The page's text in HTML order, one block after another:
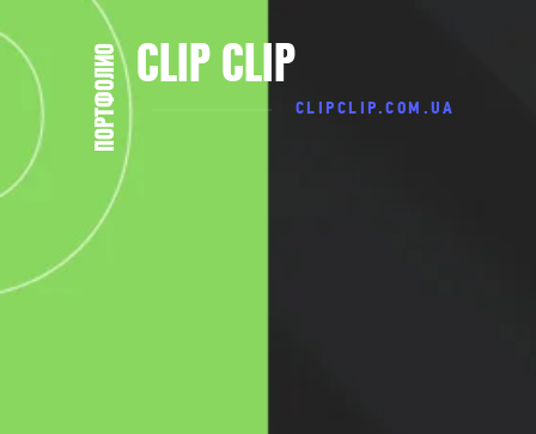
ПОРТФОЛИО C LI P C LI P
CLIPCLIP.COM.UA